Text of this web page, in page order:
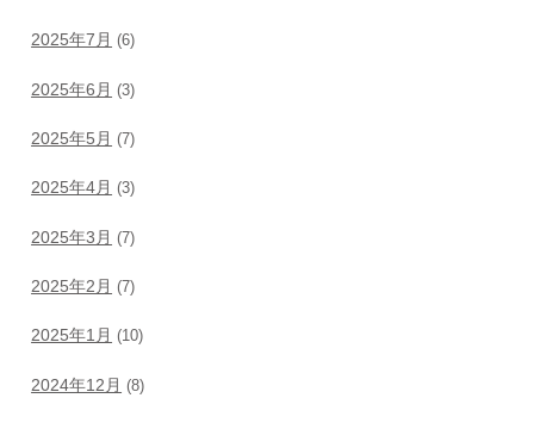
2025年7月 (6)
2025年6月 (3)
2025年5月 (7)
2025年4月 (3)
2025年3月 (7)
2025年2月 (7)
2025年1月 (10)
2024年12月 (8)